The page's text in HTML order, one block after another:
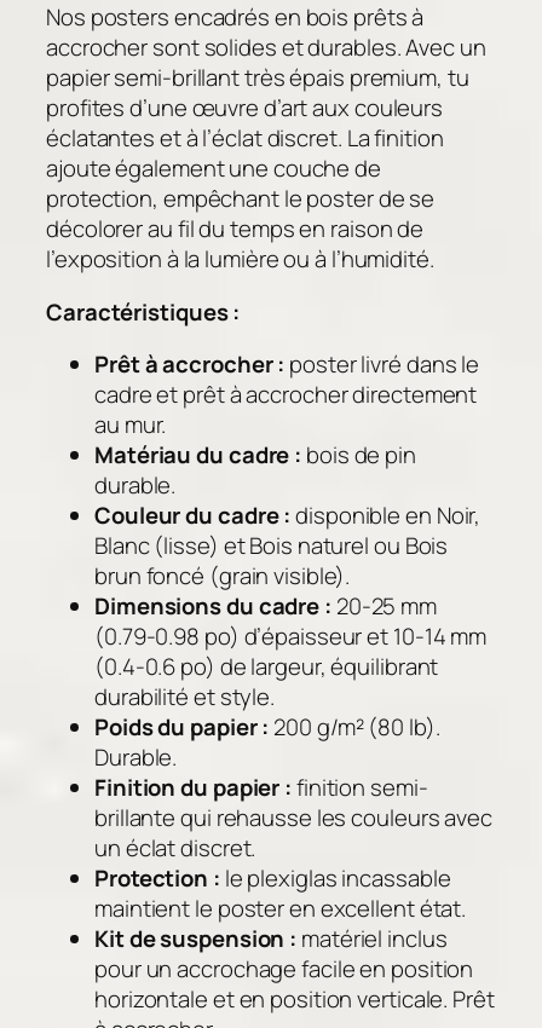
a
b
l
e
a
u
c
h
a
p
Nos posters encadrés en bois prêts à
accrocher sont solides et durables. Avec un
papier semi-brillant très épais premium, tu
profites d’une œuvre d’art aux couleurs
éclatantes et à l’éclat discret. La finition
ajoute également une couche de
protection, empêchant le poster de se
décolorer au fil du temps en raison de
l’exposition à la lumière ou à l’humidité.
Caractéristiques :
Prêt à accrocher : poster livré dans le
cadre et prêt à accrocher directement
au mur.
Matériau du cadre : bois de pin
durable.
Couleur du cadre :disponible en Noir,
Blanc (lisse) et Bois naturel ou Bois
brun foncé (grain visible).
Dimensions du cadre : 20-25 mm
(0.79-0.98 po) d’épaisseur et 10-14 mm
(0.4-0.6 po) de largeur, équilibrant
durabilité et style.
Poids du papier : 200 g/m² (80 lb).
Durable.
Finition du papier :finition semi-
brillante qui rehausse les couleurs avec
un éclat discret.
Protection : le plexiglas incassable
maintient le poster en excellent état.
Kit de suspension : matériel inclus
pour un accrochage facile en position
horizontale et en position verticale. Prêt